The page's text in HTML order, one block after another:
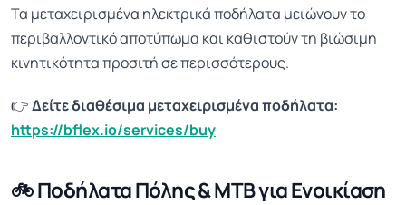
Τα μεταχειρισμένα ηλεκτρικά ποδήλατα μειώνουν το
περιβαλλοντικό αποτύπωμα και καθιστούν τη βιώσιμη
κινητικότητα προσιτή σε περισσότερους.
👉Δείτε διαθέσιμα μεταχειρισμένα ποδήλατα:
https://bflex.io/services/buy
🚲 Ποδήλατα Πόλης & MTB για Ενοικίαση